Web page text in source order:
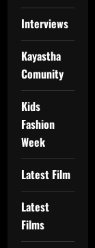
Interviews
Kayastha
Comunity
Kids
Fashion
Week
Latest Film
Latest
Films